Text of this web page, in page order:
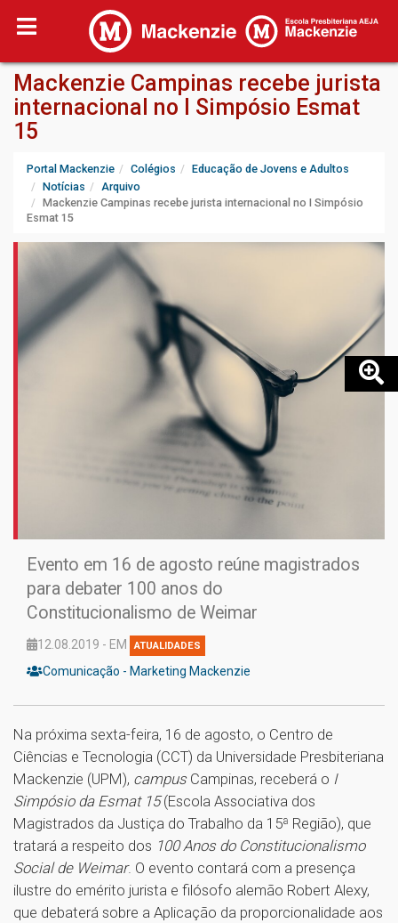
Mackenzie Campinas recebe jurista
internacional no I Simpósio Esmat
15
Portal Mackenzie Colégios
Educação de Jovens e Adultos
Notícias
Arquivo
Mackenzie Campinas recebe jurista internacional no I Simpósio
Esmat 15
Evento em 16 de agosto reúne magistrados
para debater 100 anos do
Constitucionalismo de Weimar
12.08.2019 - EM ATUALIDADES
Comunicação - Marketing Mackenzie
Na próxima sexta-feira, 16 de agosto, o Centro de
Ciências e Tecnologia (CCT) da Universidade Presbiteriana
Mackenzie (UPM), campus Campinas, receberá o I
Simpósio da Esmat 15(Escola Associativa dos
Magistrados da Justiça do Trabalho da 15ª Região), que
tratará a respeito dos 100 Anos do Constitucionalismo
Social de Weimar. O evento contará com a presença
ilustre do emérito jurista e filósofo alemão Robert Alexy,
que debaterá sobre a Aplicação da proporcionalidade aos